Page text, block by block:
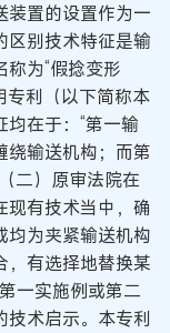
装置的设置作为一
区别技术特征是输
为“假捻变形
专利（以下简称本
在于：“第一输
绕输送机构；而第
二）原审法院在
现有技术当中，确
均为夹紧输送机构
，有选择地替换某
一实施例或第二
技术启示。本专利